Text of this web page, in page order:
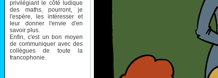
privilégiant le côté ludique
des maths, pourront, je
l'espère, les intéresser et
leur donner l'envie d'en
savoir plus.
Enfin, c'est un bon moyen
de communiquer avec des
collègues de toute la
francophonie.